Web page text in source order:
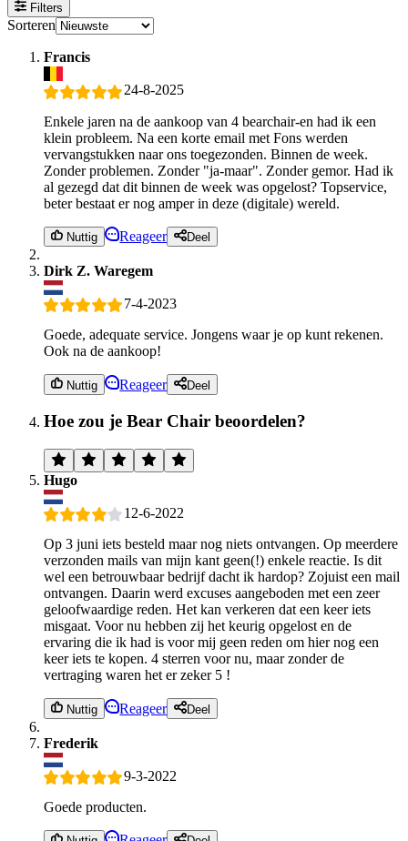
Filters
Sorteren
Francis
24-8-2025
Enkele jaren na de aankoop van 4 bearchair-en had ik een
klein probleem. Na een korte email met Fons werden
vervangstukken naar ons toegezonden. Binnen de week.
Zonder problemen. Zonder "ja-maar". Zonder gemor. Had ik
al gezegd dat dit binnen de week was opgelost? Topservice,
beter bestaat er nog amper in deze (digitale) wereld.
Nuttig Reageer Deel
Dirk Z. Waregem
7-4-2023
Goede, adequate service. Jongens waar je op kunt rekenen.
Ook na de aankoop!
Nuttig Reageer Deel
Hoe zou je Bear Chair beoordelen?
Hugo
12-6-2022
Op 3 juni iets besteld maar nog niets ontvangen. Op meerdere
verzonden mails van mijn kant geen(!) enkele reactie. Is dit
wel een betrouwbaar bedrijf dacht ik hardop? Zojuist een mail
ontvangen. Daarin werd excuses aangeboden met een zeer
geloofwaardige reden. Het kan verkeren dat een keer iets
misgaat. Voor nu hebben zij het keurig opgelost en de
ervaring die ik had is voor mij geen reden om hier nog een
keer iets te kopen. 4 sterren voor nu, maar zonder de
vertraging waren het er zeker 5 !
Nuttig Reageer Deel
Frederik
9-3-2022
Goede producten.